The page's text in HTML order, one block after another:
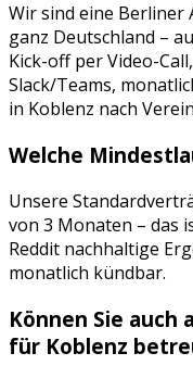
Wir sind eine Berliner
ganz Deutschland –
Kick-off per Video-
Slack/Teams,
in Koblenz nach
Welche
Unsere
von 3 Monaten – das
Reddit nachhaltige
monatlich kündbar.
Können Sie auch
für Koblenz